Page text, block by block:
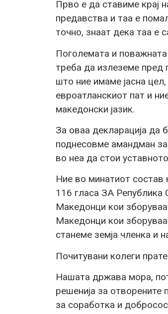
Прво е да ставиме крај
предавства и таа е
точно, знаат дека таа е
Поголемата и
треба да излеземе пред
што ние имаме јасна
евроатланскиот пат и
македонски јазик.
За оваа декларација да
поднесовме амандман
во неа да стои
Ние во минатиот состав
116 гласа ЗА Република
Македонци кои
Македонци кои
станеме земја членка и
Почитувани колеги
Нашата држава мора,
решенија за
за соработка и